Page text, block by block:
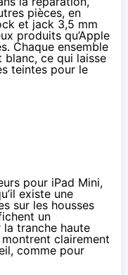
pièces, en
et jack 3,5 mm
produits qu’Apple
Chaque ensemble
ce qui laisse
teintes pour le
pour iPad Mini,
existe une
sur les housses
un
tranche haute
clairement
comme pour